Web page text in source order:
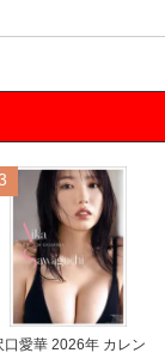
口愛華 2026年 カレン